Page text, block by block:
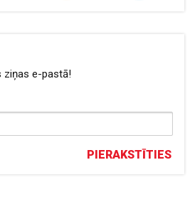
ziņas e-pastā!
PIERAKSTĪTIES